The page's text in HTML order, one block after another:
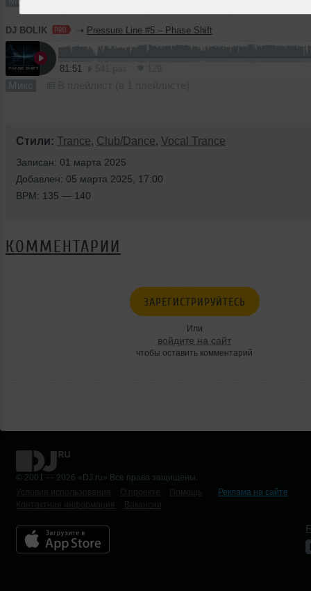
DJ BOLIK ➝ Pressure Line #5 – Phase Shift
81:51
Микс
Стили: Trance, Club/Dance, Vocal Trance
Записан: 01 марта 2025
Добавлен: 05 марта 2025, 17:00
BPM: 135 — 140
КОММЕНТАРИИ
ЗАРЕГИСТРИРУЙТЕСЬ
Или
войдите на сайт
чтобы оставить комментарий
© 2001 — 2026 «DJ.ru» Все права защищены.
Условия использования
О проекте Помощь
Реклама на сайте
Контактная информация
Вакансии